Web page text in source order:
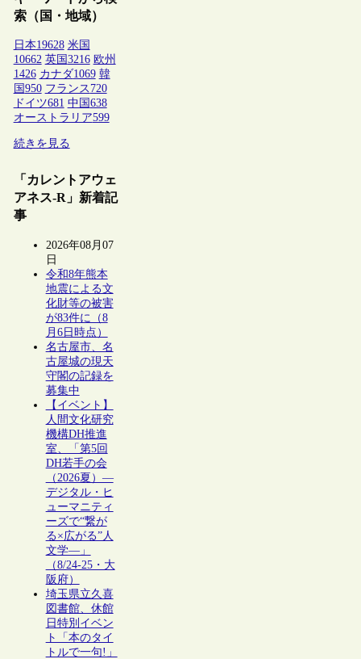
索（国・地域）
日本19628 米国
10662 英国 3216 欧州
1426 カナダ1069 韓
国 950 フランス 720
ドイツ681 中国 638
オーストラリア599
続きを見る
「カレントアウェ
アネス-R」新着記
事
2026年08月07
日
令和8年熊本
地震による文
化財等の被害
が83件に（8
月6日時点）
名古屋市、名
古屋城の現天
守閣の記録を
募集中
【イベント】
人間文化研究
機構DH推進
室、「第5回
DH若手の会
（2026夏）―
デジタル・ヒ
ューマニティ
ーズで“繋が
る×広がる”人
文学―」
（8/24-25・大
阪府）
埼玉県立久喜
図書館、休館
日特別イベン
ト「本のタイ
トルで一句!」